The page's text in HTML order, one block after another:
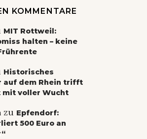
KOMMENTARE
MIT Rottweil:
halten – keine
Historisches
auf dem Rhein trifft
voller Wucht
zu Epfendorf:
500 Euro an